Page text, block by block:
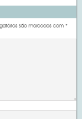
são marcados com*